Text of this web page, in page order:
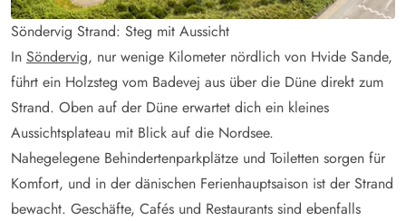
Söndervig Strand: Steg mit Aussicht
In Söndervig, nur wenige Kilometer nördlich von Hvide Sande,
führt ein Holzsteg vom Badevej aus über die Düne direkt zum
Strand. Oben auf der Düne erwartet dich ein kleines
Aussichtsplateau mit Blick auf die Nordsee.
Nahegelegene Behindertenparkplätze und Toiletten sorgen für
Komfort, und in der dänischen Ferienhauptsaison ist der Strand
bewacht. Geschäfte, Cafés und Restaurants sind ebenfalls